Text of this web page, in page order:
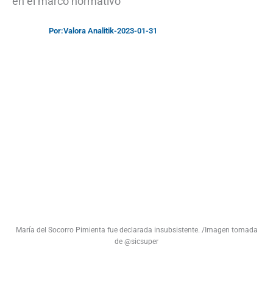
Por:Valora Analitik-2023-01-31
María del Socorro Pimienta fue declarada insubsistente. /Imagen tomada
de @sicsuper